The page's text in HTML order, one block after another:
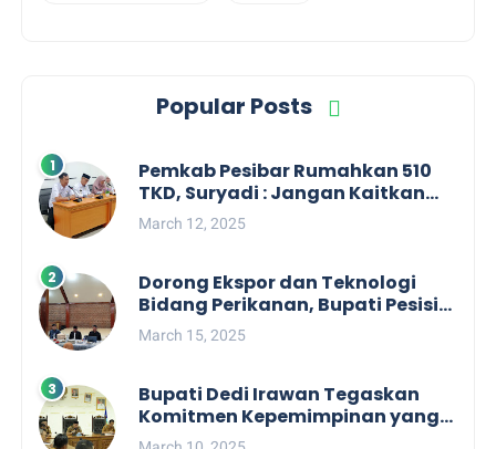
Popular Posts
Pemkab Pesibar Rumahkan 510
TKD, Suryadi : Jangan Kaitkan
Dengan Kepentingan Politik
March 12, 2025
Dorong Ekspor dan Teknologi
Bidang Perikanan, Bupati Pesisir
Barat Audiensi Terkait Sister City
March 15, 2025
Bupati Dedi Irawan Tegaskan
Komitmen Kepemimpinan yang
Berpihak kepada Masyarakat